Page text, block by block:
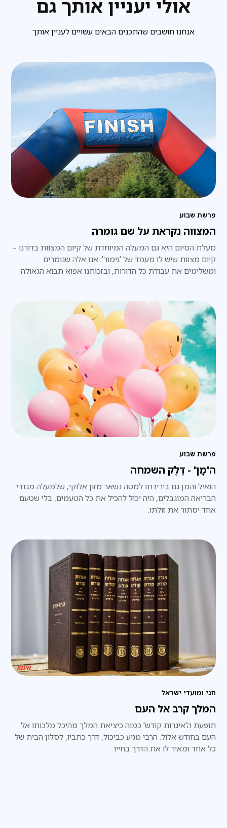
אולי יעניין אותך גם
אנחנו חושבים שהתכנים הבאים עשויים לעניין אותך
פרשת שבוע
המצווה נקראת על שם גומרה
מעלת הסיום היא גם המעלה המיוחדת של קיום המצוות בדורנו –
קיום מצוות שיש לו מעמד של 'גימור': אנו אלה שגומרים
ומשלימים את עבודת כל הדורות, ובזכותנו אפוא תבוא הגאולה
פרשת שבוע
ה'מָן' - דֶלֶק השמחה
הואיל והמן גם בירידתו למטה נשאר מזון אלוקי, שלמעלה מגדרי
הבריאה המוגבלים, היה יכול להכיל את כל הטעמים, בלי שטעם
אחד יסתור את זולתו.
חגי ומועדי ישראל
המלך קרב אל העם
תופעת ה'איגרות קודש' כמוה כיציאת המלך מהיכל מלכותו אל
העם בחודש אלול. הרבי מגיע כביכול, דרך כתביו, לסלון הבית של
כל אחד ומאיר לו את הדרך בחייו